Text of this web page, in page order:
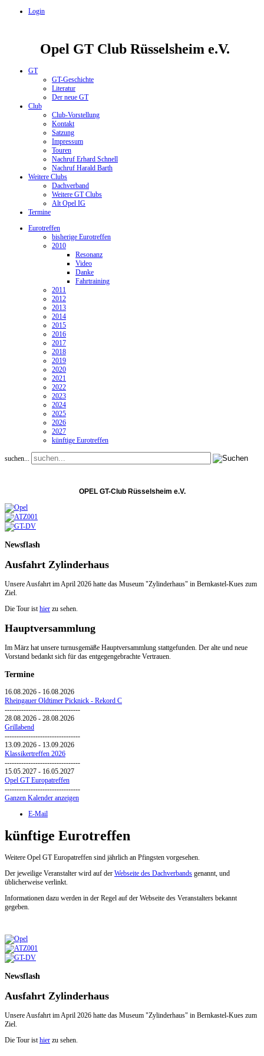
Login
Opel GT Club Rüsselsheim e.V.
GT
GT-Geschichte
Literatur
Der neue GT
Club
Club-Vorstellung
Kontakt
Satzung
Impressum
Touren
Nachruf Erhard Schnell
Nachruf Harald Barth
Weitere Clubs
Dachverband
Weitere GT Clubs
Alt Opel IG
Termine
Eurotreffen
bisherige Eurotreffen
2010
Resonanz
Video
Danke
Fahrtraining
2011
2012
2013
2014
2015
2016
2017
2018
2019
2020
2021
2022
2023
2024
2025
2026
2027
künftige Eurotreffen
suchen...
OPEL GT-Club Rüsselsheim e.V.
Newsflash
Ausfahrt Zylinderhaus
Unsere Ausfahrt im April 2026 hatte das Museum "Zylinderhaus" in Bernkastel-Kues zum
Ziel.
Die Tour isthier zu sehen.
Hauptversammlung
Im März hat unsere turnusgemäße Hauptversammlung stattgefunden. Der alte und neue
Vorstand bedankt sich für das entgegengebrachte Vertrauen.
Termine
16.08.2026 - 16.08.2026
Rheingauer Oldtimer Picknick - Rekord C
--------------------------------
28.08.2026 - 28.08.2026
Grillabend
--------------------------------
13.09.2026 - 13.09.2026
Klassikertreffen 2026
--------------------------------
15.05.2027 - 16.05.2027
Opel GT Europatreffen
--------------------------------
Ganzen Kalender anzeigen
E-Mail
künftige Eurotreffen
Weitere Opel GT Europatreffen sind jährlich an Pfingsten vorgesehen.
Der jeweilige Veranstalter wird auf der Webseite des Dachverbands genannt, und
üblicherweise verlinkt.
Informationen dazu werden in der Regel auf der Webseite des Veranstalters bekannt
gegeben.
Newsflash
Ausfahrt Zylinderhaus
Unsere Ausfahrt im April 2026 hatte das Museum "Zylinderhaus" in Bernkastel-Kues zum
Ziel.
Die Tour isthier zu sehen.